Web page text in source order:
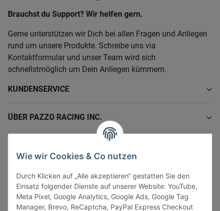
Wie wir Cookies & Co nutzen
Durch Klicken auf „Alle akzeptieren“ gestatten Sie den
Einsatz folgender Dienste auf unserer Website: YouTube,
Meta Pixel, Google Analytics, Google Ads, Google Tag
Manager, Brevo, ReCaptcha, PayPal Express Checkout
Brauchst du Support? Wir helfen gern.
Gerne unterstützen wir Dich bei allen Fragen und Anliegen
rund um unsere Produkte. Schreibe uns via
Kontaktformular und unser Team wird sich
schnellstmöglich um Dein Anliegen kümmern.
KUNDENSERVICE
ÜBER PAZZO RACING INC.
GESETZLICHE INFORMATIONEN